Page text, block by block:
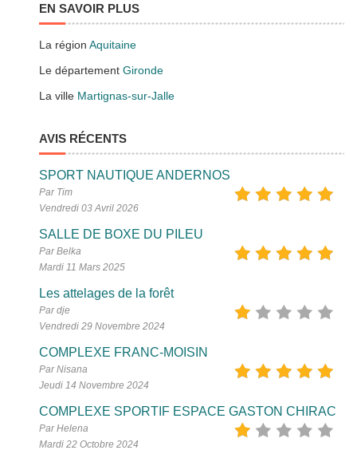
EN SAVOIR PLUS
La régionAquitaine
Le départementGironde
La ville Martignas-sur-Jalle
AVIS RÉCENTS
SPORT NAUTIQUE ANDERNOS
Par Tim
Vendredi 03 Avril 2026
SALLE DE BOXE DU PILEU
Par Belka
Mardi 11 Mars 2025
Les attelages de la forêt
Par dje
Vendredi 29 Novembre 2024
COMPLEXE FRANC-MOISIN
Par Nisana
Jeudi 14 Novembre 2024
COMPLEXE SPORTIF ESPACE GASTON CHIRAC
Par Helena
Mardi 22 Octobre 2024